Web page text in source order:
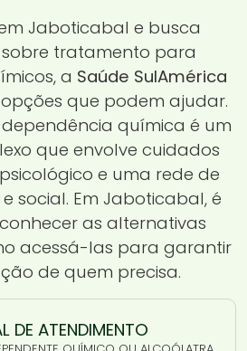
Jaboticabal e busca
tratamento para
a Saúde SulAmérica
que podem ajudar.
química é um
que envolve cuidados
e uma rede de
social. Em Jaboticabal, é
as alternativas
acessá-las para garantir
de quem precisa.
DE ATENDIMENTO